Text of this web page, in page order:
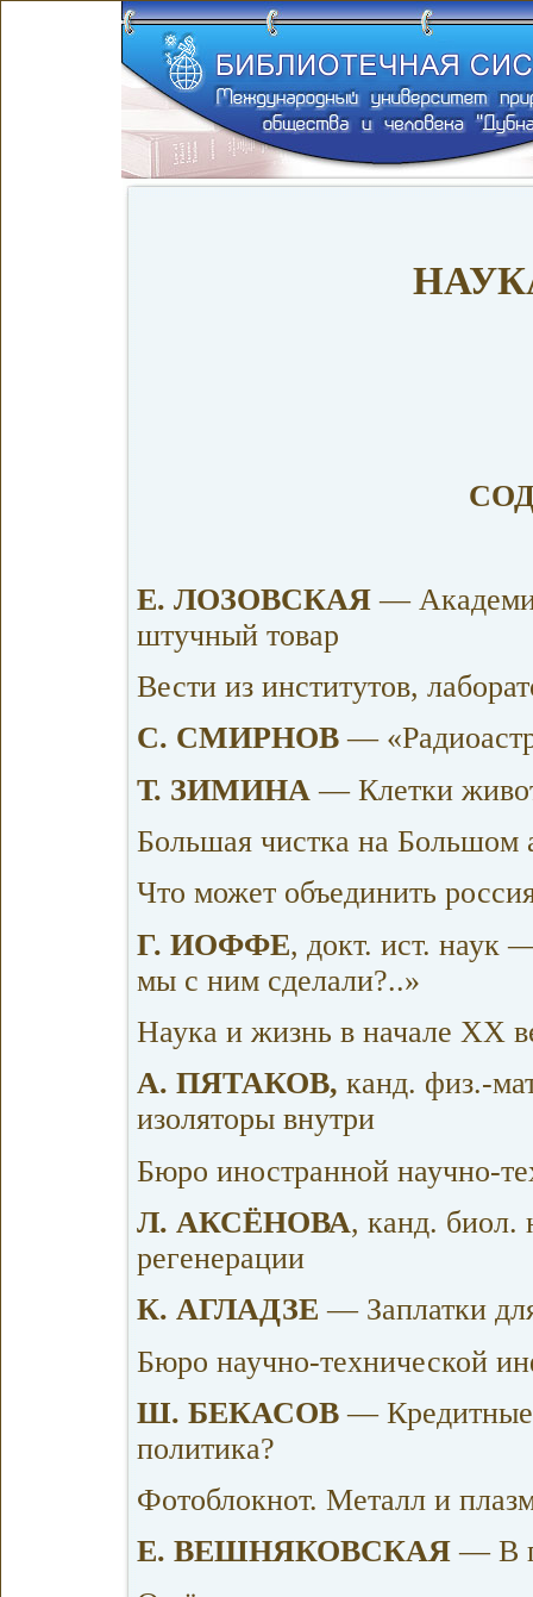
Е. ЛОЗОВСКАЯ —
штучный товар
Вести из институтов,
С. СМИРНОВ —
Т. ЗИМИНА— Клетки
Большая чистка на Большом
Что может объединить
Г. ИОФФЕ, докт. ист. наук
мы с ним сделали?..»
Наука и жизнь в начале XX
А. ПЯТАКОВ, канд. физ.-
изоляторы внутри
Бюро иностранной научно-
Л. АКСЁНОВА, канд. биол.
регенерации
К. АГЛАДЗЕ— Заплатки
Бюро научно-технической
Ш. БЕКАСОВ — Кредитные
политика?
Фотоблокнот. Металл и
Е. ВЕШНЯКОВСКАЯ — В